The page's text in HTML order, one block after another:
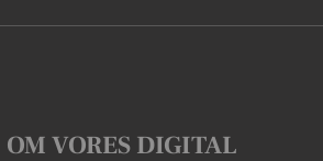
OM VORES DIGITAL